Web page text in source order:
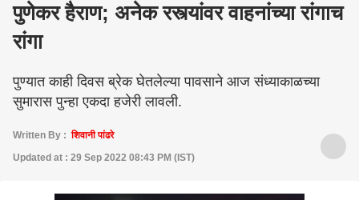
पुणेकर हैराण; अनेक रस्त्यांवर वाहनांच्या रांगाच
रांगा
पुण्यात काही दिवस ब्रेक घेतलेल्या पावसाने आज संध्याकाळच्या
सुमारास पुन्हा एकदा हजेरी लावली.
Written By :शिवानी पांढरे
Updated at : 29 Sep 2022 08:43 PM (IST)